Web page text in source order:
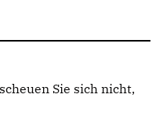
Sie sich nicht,